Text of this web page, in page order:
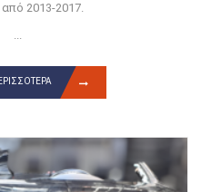
2013-2017.